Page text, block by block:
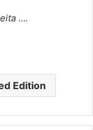
….
Edition